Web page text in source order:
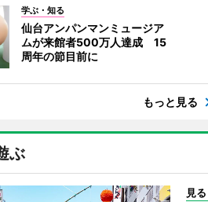
学ぶ・知る
仙台アンパンマンミュージア
ムが来館者500万人達成 15
周年の節目前に
もっと見る
ぶ
見